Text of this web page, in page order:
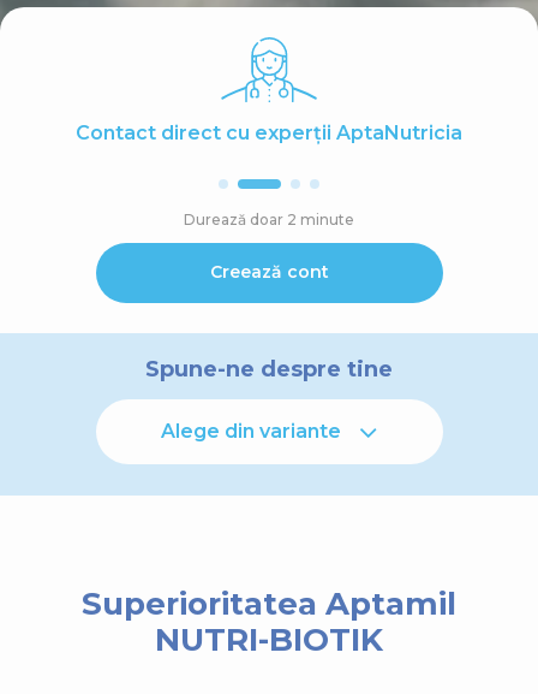
Contact direct cu experții AptaNutricia
Durează doar 2 minute
Creează cont
Spune-ne despre tine
Alege din variante
Superioritatea Aptamil
NUTRI-BIOTIK